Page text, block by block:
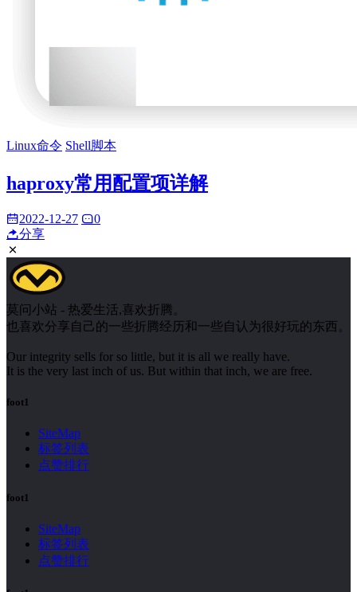
Linux命令 Shell脚本
haproxy常用配置项详解
2022-12-27
0
分享
莫问小站 - 热爱生活,喜欢折腾。
也喜欢分享自己的一些折腾经历和一些自认为很好玩的东西。
Our integrity sells for so little, but it is all we really have.
It is the very last inch of us. But within that inch, we are free.
foot1
SiteMap
标签列表
点赞排行
foot1
SiteMap
标签列表
点赞排行